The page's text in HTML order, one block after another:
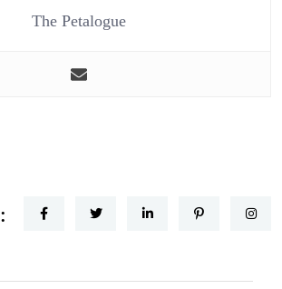
The Petalogue